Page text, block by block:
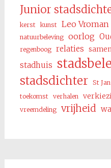
Junior
kerst kunst Leo Vroman
natuurbeleving
oorlog
regenboog relaties
stadhuis
stadsdichter St Jan
toekomst verhalen
vreemdeling
vrijheid